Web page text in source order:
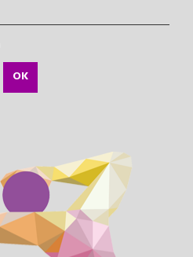
OK